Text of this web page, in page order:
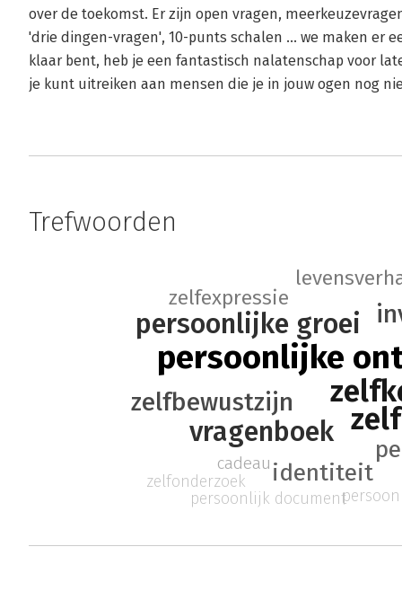
over de toekomst. Er zijn open vragen,
'drie dingen-vragen', 10-punts schalen ... we maken er
klaar bent, heb je een fantastisch nalatenschap voor
je kunt uitreiken aan mensen die je in jouw ogen nog
Trefwoorden
persoonlijke
vragenboek
persoonlijke groei
zelfbewustzijn
identiteit
zelfexpressie
cadeau
persoonlijk document
zelfonderzoek